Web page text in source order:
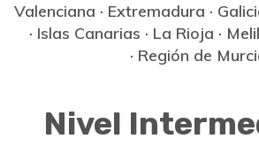
Valenciana · Extremadura ·
· Islas Canarias · La Rioja ·
· Región de
Nivel